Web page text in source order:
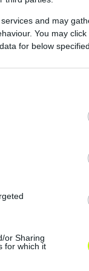
and may
You may
for below
or Sharing
for which it